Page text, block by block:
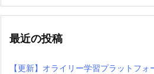
最近の投稿
【更新】オライリー学習プラットフ